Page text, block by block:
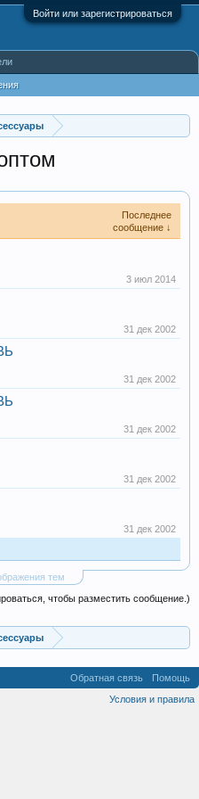
Войти или зарегистрироваться
Последнее
сообщение ↓
3 июл 2014
31 дек 2002
31 дек 2002
31 дек 2002
31 дек 2002
31 дек 2002
тем
чтобы разместить сообщение.)
Обратная связь
Помощь
Условия и правила